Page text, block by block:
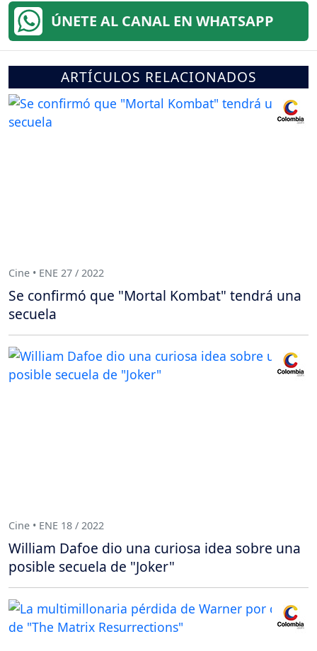
ÚNETE AL CANAL EN WHATSAPP
ARTÍCULOS RELACIONADOS
Cine • ENE 27 / 2022
Se confirmó que "Mortal Kombat" tendrá una
secuela
Cine • ENE 18 / 2022
William Dafoe dio una curiosa idea sobre una
posible secuela de "Joker"